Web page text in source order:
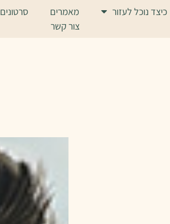
כיצד נוכל לעזור מאמרים סרטונים
צור קשר